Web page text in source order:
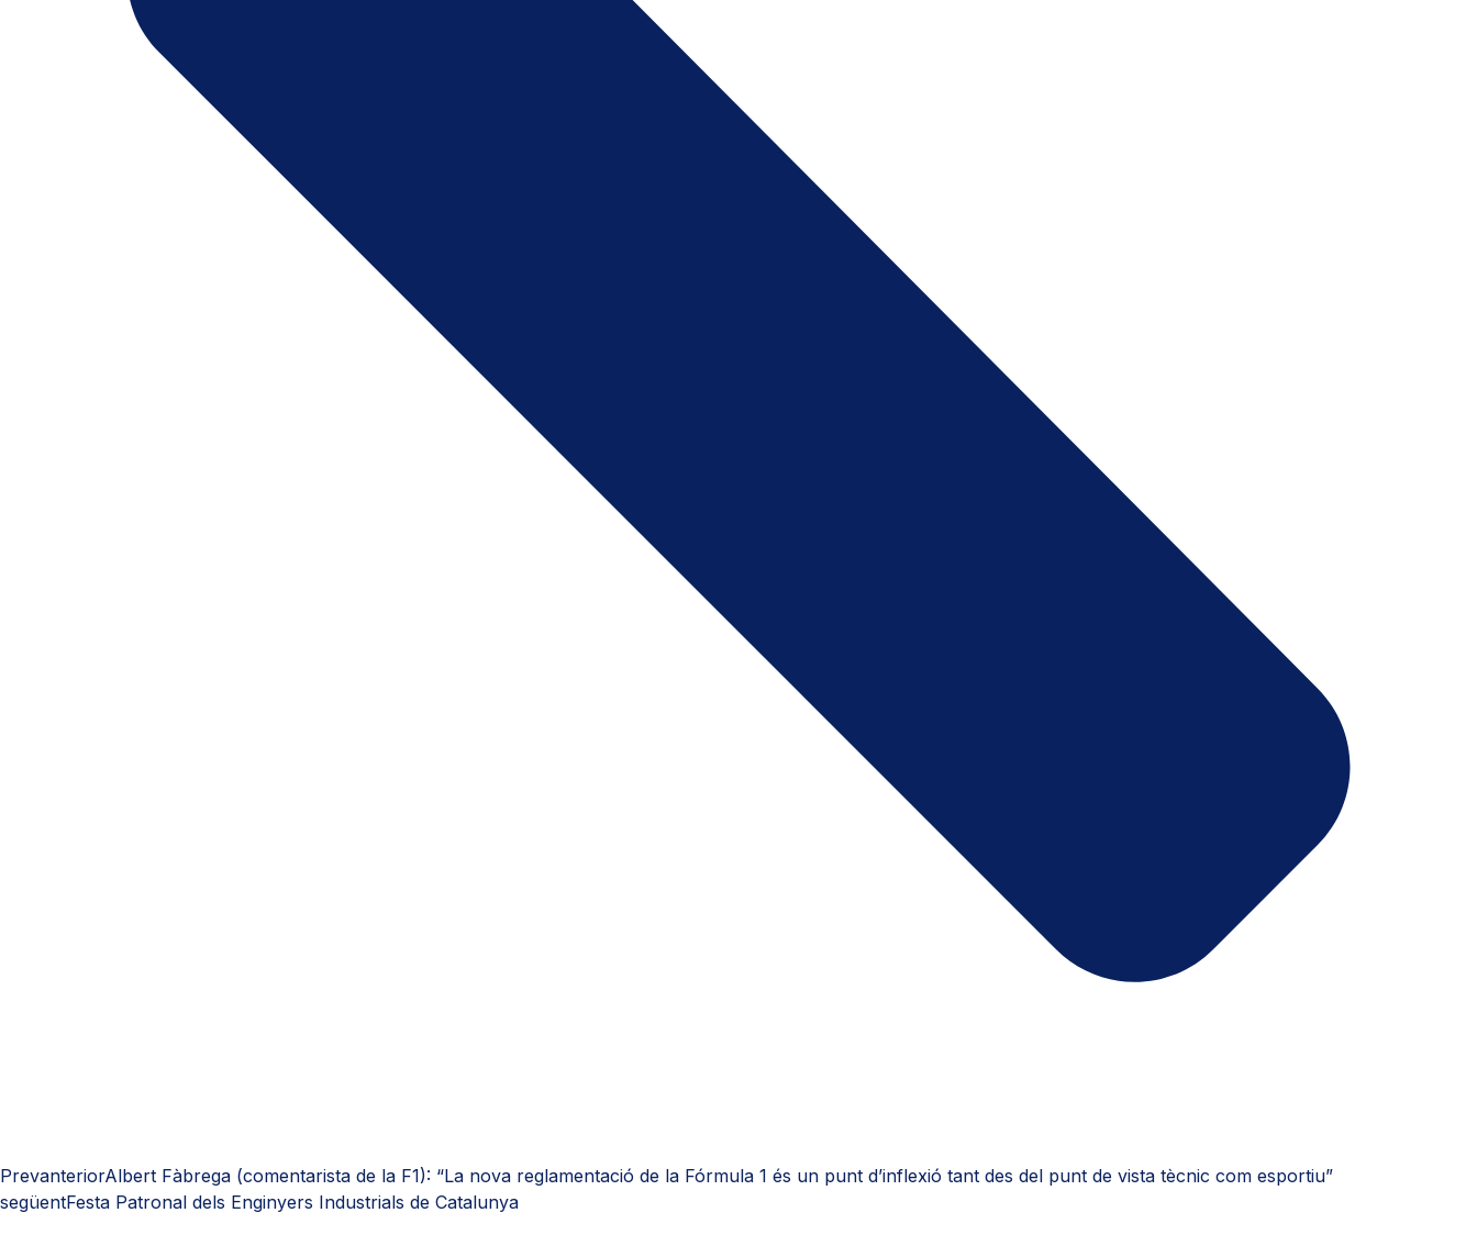
PrevanteriorAlbert Fàbrega (comentarista de la F1): “La nova reglamentació de la Fórmula 1 és un punt d’inflexió tant des del punt de vista tècnic com esportiu”
següentFesta Patronal dels Enginyers Industrials de Catalunya